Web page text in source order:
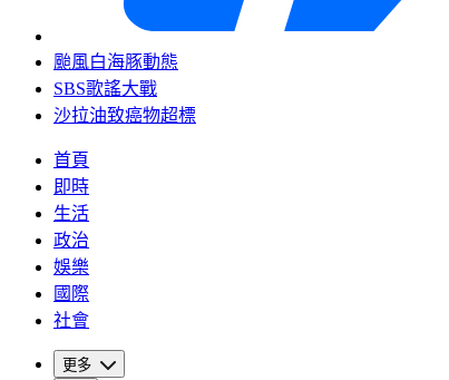
颱風白海豚動態
SBS歌謠大戰
沙拉油致癌物超標
首頁
即時
生活
政治
娛樂
國際
社會
更多